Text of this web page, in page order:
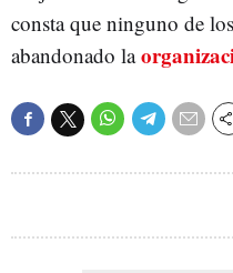
consta que ninguno de
abandonado la